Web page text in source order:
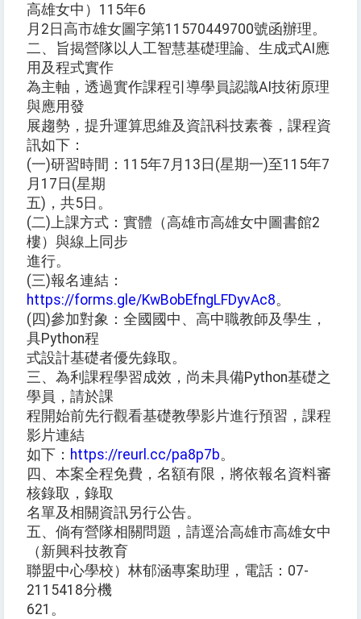
高雄女中）115年6
月2日高市雄女圖字第11570449700號函辦理。
二、旨揭營隊以人工智慧基礎理論、生成式AI應
用及程式實作
為主軸，透過實作課程引導學員認識AI技術原理
與應用發
展趨勢，提升運算思維及資訊科技素養，課程資
訊如下：
(一)研習時間：115年7月13日(星期一)至115年7
月17日(星期
五)，共5日。
(二)上課方式：實體（高雄市高雄女中圖書館2
樓）與線上同步
進行。
(三)報名連結：
https://forms.gle/KwBobEfngLFDyvAc8。
(四)參加對象：全國國中、高中職教師及學生，
具Python程
式設計基礎者優先錄取。
三、為利課程學習成效，尚未具備Python基礎之
學員，請於課
程開始前先行觀看基礎教學影片進行預習，課程
影片連結
如下： https://reurl.cc/pa8p7b。
四、本案全程免費，名額有限，將依報名資料審
核錄取，錄取
名單及相關資訊另行公告。
五、倘有營隊相關問題，請逕洽高雄市高雄女中
（新興科技教育
聯盟中心學校）林郁涵專案助理，電話：07-
2115418分機
621。